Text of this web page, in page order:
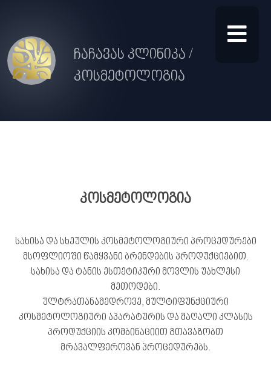
ჩაჩავას კლინიკა /
კოსმეტოლოგია
კოსმეტოლოგია
სახისა და სხეულის კოსმეტოლოგიური პროცედურები
მსოფლიოში წამყვანი ბრენდების პროდუქციებით.
სახისა და ტანის ესთეტიკური მოვლის უახლესი
მეთოდები.
ულტრათანამედროვე, მულტიფუნქციური
კოსმეტოლოგიური აპარატურის და მაღალი კლასის
პროდუქციის კომბინაციით გთავაზობთ
მრავალფეროვან პროცედურებს.